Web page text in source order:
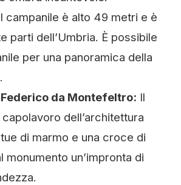
campanile è alto 49 metri e è
parti dell’Umbria. È possibile
per una panoramica della
da Montefeltro: Il
dell’architettura
di marmo e una croce di
monumento un’impronta di